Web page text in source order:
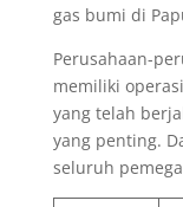
gas bumi di
Perusahaan-
memiliki
yang telah
yang penting.
seluruh